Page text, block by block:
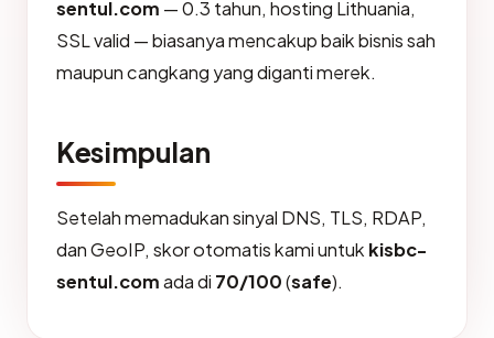
sentul.com — 0.3 tahun, hosting Lithuania,
SSL valid — biasanya mencakup baik bisnis sah
maupun cangkang yang diganti merek.
Kesimpulan
Setelah memadukan sinyal DNS, TLS, RDAP,
dan GeoIP, skor otomatis kami untuk kisbc-
sentul.comada di 70/100(safe).